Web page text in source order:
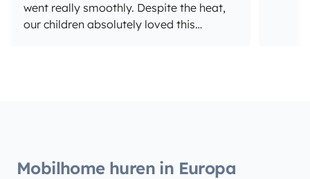
went really smoothly. Despite the heat,
our children absolutely loved this
Mobilhome huren in Europa